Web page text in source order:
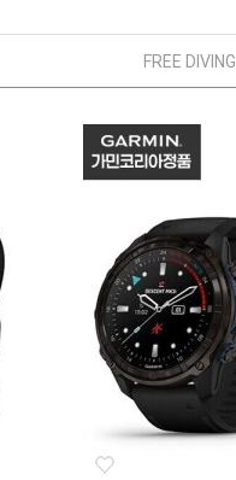
FREE DIVING